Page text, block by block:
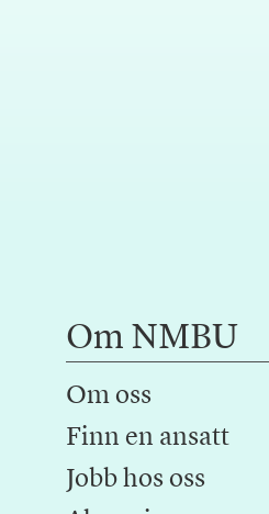
Om NMBU
Om oss
Finn en ansatt
Jobb hos oss